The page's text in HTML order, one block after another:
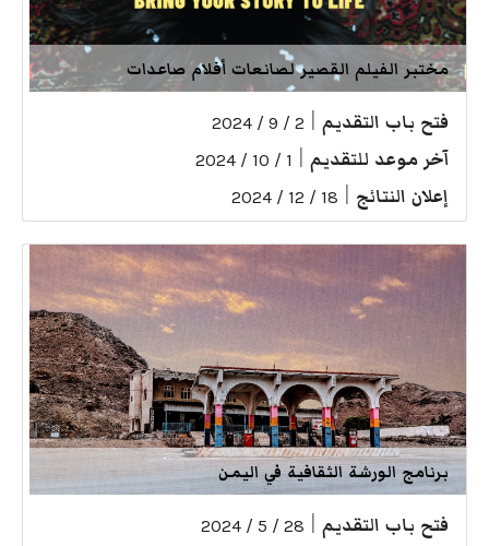
مختبر الفيلم القصير لصانعات أفلام صاعدات
فتح باب التقديم 2 / 9 / 2024
آخر موعد للتقديم 1 / 10 / 2024
إعلان النتائج 18 / 12 / 2024
برنامج الورشة الثقافية في اليمن
فتح باب التقديم 28 / 5 / 2024